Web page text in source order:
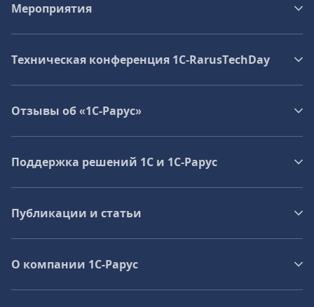
Мероприятия
Техническая конференция 1C‑RarusTechDay
Отзывы об «1С-Рарус»
Поддержка решений 1С и 1С‑Рарус
Публикации и статьи
О компании 1C-Рарус